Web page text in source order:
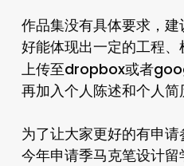
作品集没有具体要求，建
好能体现出一定的工程、
上传至dropbox或者
再加入个人陈述和个人简
为了让大家更好的有申
今年申请季马克笔设计